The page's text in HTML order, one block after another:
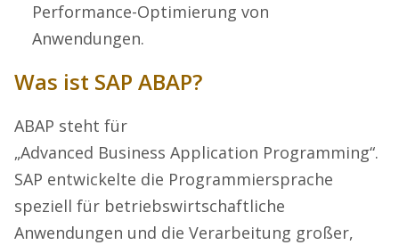
Performance-Optimierung von
Anwendungen.
Was ist SAP ABAP?
ABAP steht für
„Advanced Business Application Programming“.
SAP entwickelte die Programmiersprache
speziell für betriebswirtschaftliche
Anwendungen und die Verarbeitung großer,